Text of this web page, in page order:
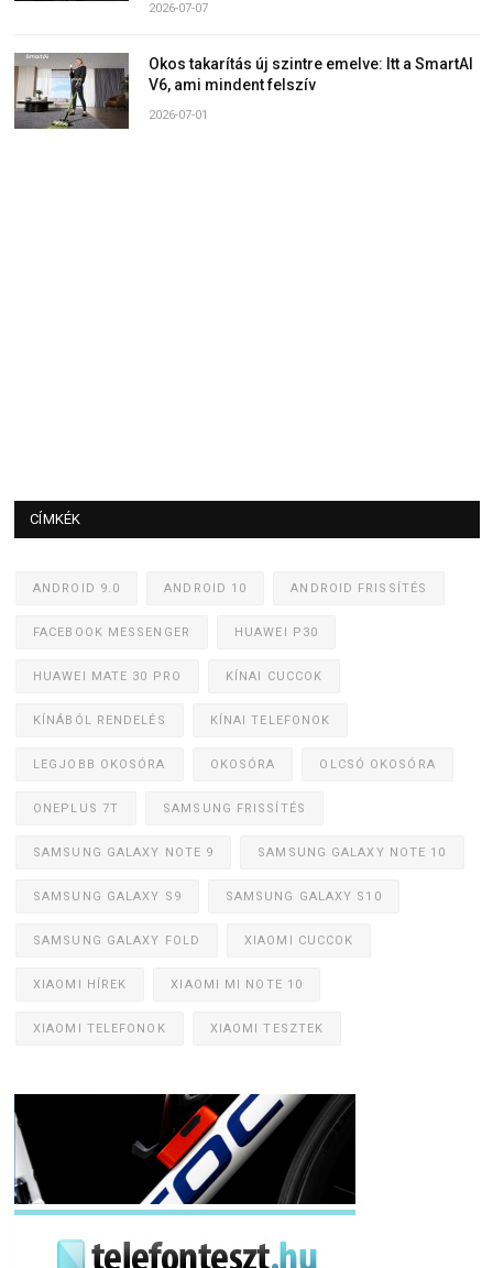
2026-07-07
Okos takarítás új szintre emelve: Itt a SmartAI
V6, ami mindent felszív
2026-07-01
CÍMKÉK
ANDROID 9.0 ANDROID 10 ANDROID FRISSÍTÉS
FACEBOOK MESSENGER HUAWEI P30
HUAWEI MATE 30 PRO KÍNAI CUCCOK
KÍNÁBÓL RENDELÉS KÍNAI TELEFONOK
LEGJOBB OKOSÓRA OKOSÓRA OLCSÓ OKOSÓRA
ONEPLUS 7T SAMSUNG FRISSÍTÉS
SAMSUNG GALAXY NOTE 9 SAMSUNG GALAXY NOTE 10
SAMSUNG GALAXY S9 SAMSUNG GALAXY S10
SAMSUNG GALAXY FOLD XIAOMI CUCCOK
XIAOMI HÍREK XIAOMI MI NOTE 10
XIAOMI TELEFONOK XIAOMI TESZTEK